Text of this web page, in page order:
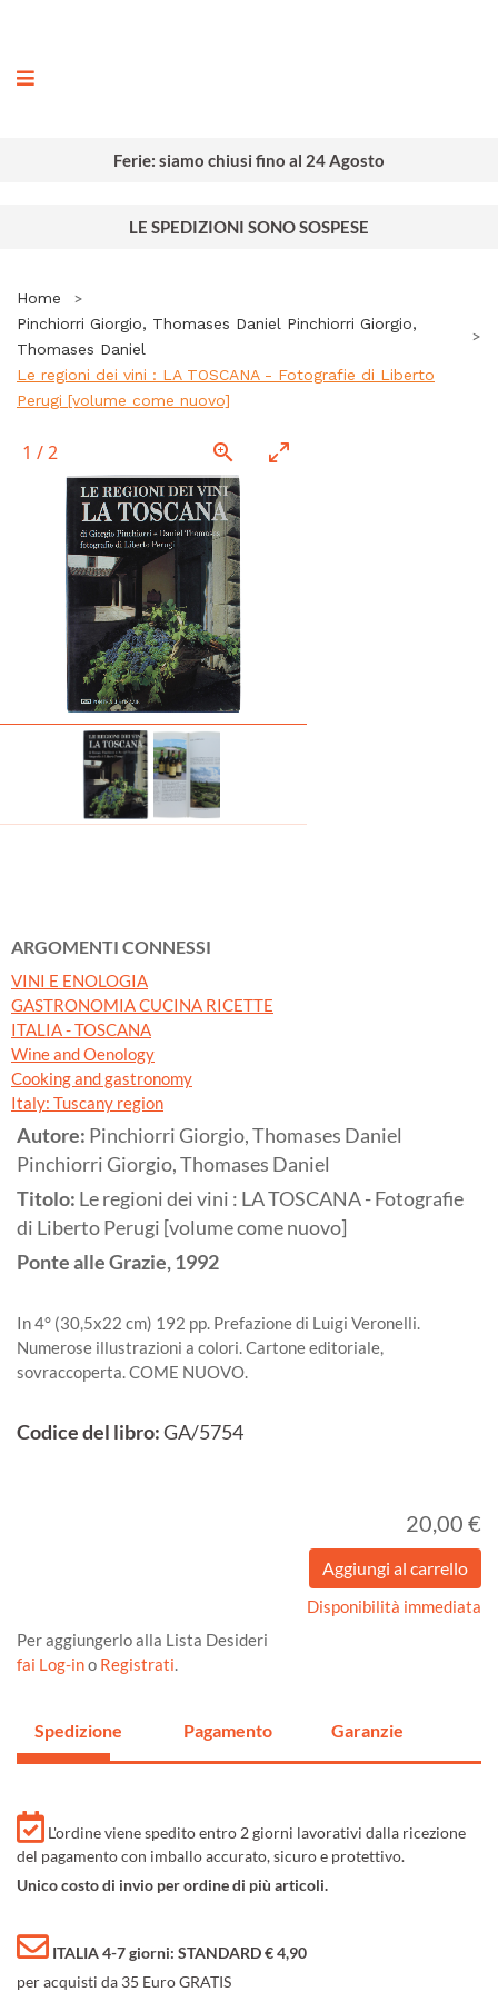
Ferie: siamo chiusi fino al 24 Agosto
LE SPEDIZIONI SONO SOSPESE
Home
Pinchiorri Giorgio, Thomases Daniel Pinchiorri Giorgio,
Thomases Daniel
Le regioni dei vini : LA TOSCANA - Fotografie di Liberto
Perugi [volume come nuovo]
1 /2
ARGOMENTI CONNESSI
VINI E ENOLOGIA
GASTRONOMIA CUCINA RICETTE
ITALIA - TOSCANA
Wine and Oenology
Cooking and gastronomy
Italy: Tuscany region
Autore: Pinchiorri Giorgio, Thomases Daniel
Pinchiorri Giorgio, Thomases Daniel
Titolo: Le regioni dei vini : LA TOSCANA - Fotografie
di Liberto Perugi [volume come nuovo]
Ponte alle Grazie,1992
In 4° (30,5x22 cm) 192 pp. Prefazione di Luigi Veronelli.
Numerose illustrazioni a colori. Cartone editoriale,
sovraccoperta. COME NUOVO.
Codice del libro:GA/5754
20,00 €
Disponibilità immediata
Per aggiungerlo alla Lista Desideri
fai Log-ino Registrati.
Spedizione Pagamento Garanzie
L'ordine viene spedito entro 2 giorni lavorativi dalla ricezione
del pagamento con imballo accurato, sicuro e protettivo.
Unico costo di invio per ordine di più articoli.
ITALIA 4-7 giorni: STANDARD € 4,90
per acquisti da 35 Euro GRATIS